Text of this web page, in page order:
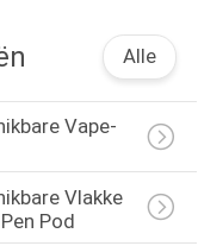
Alle
Vape-
Vlakke
Pod